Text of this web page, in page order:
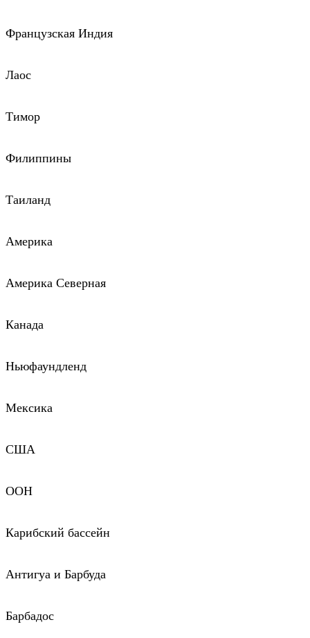
Французская Индия
Лаос
Тимор
Филиппины
Таиланд
Америка
Америка Северная
Канада
Ньюфаундленд
Мексика
США
ООН
Карибский бассейн
Антигуа и Барбуда
Барбадос